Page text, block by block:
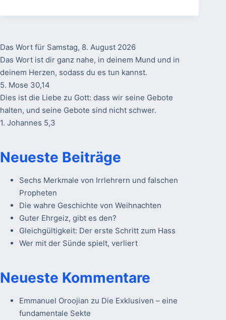
Das Wort für Samstag, 8. August 2026
Das Wort ist dir ganz nahe, in deinem Mund und in
deinem Herzen, sodass du es tun kannst.
5. Mose 30,14
Dies ist die Liebe zu Gott: dass wir seine Gebote
halten, und seine Gebote sind nicht schwer.
1. Johannes 5,3
Neueste Beiträge
Sechs Merkmale von Irrlehrern und falschen
Propheten
Die wahre Geschichte von Weihnachten
Guter Ehrgeiz, gibt es den?
Gleichgültigkeit: Der erste Schritt zum Hass
Wer mit der Sünde spielt, verliert
Neueste Kommentare
Emmanuel Oroojian zu Die Exklusiven – eine
fundamentale Sekte